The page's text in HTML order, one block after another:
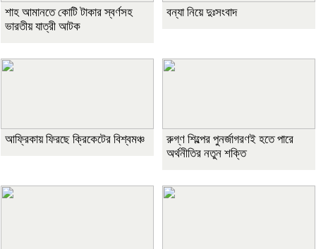
শাহ আমানতে কোটি টাকার স্বর্ণসহ
ভারতীয় যাত্রী আটক
বন্যা নিয়ে দুঃসংবাদ
আফ্রিকায় ফিরছে ক্রিকেটের বিশ্বমঞ্চ
রুগ্ণ শিল্পের পুনর্জাগরণই হতে পারে
অর্থনীতির নতুন শক্তি